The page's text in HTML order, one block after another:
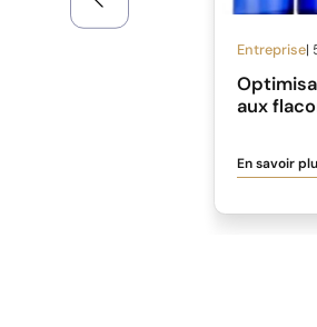
Entreprise|
aux
En savoir